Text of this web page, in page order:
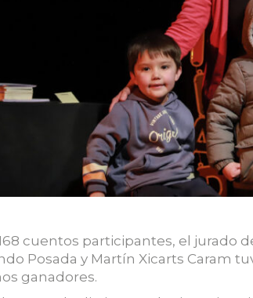
cuentos participantes, el jurado
Posada y Martín Xicarts Caram
ganadores.